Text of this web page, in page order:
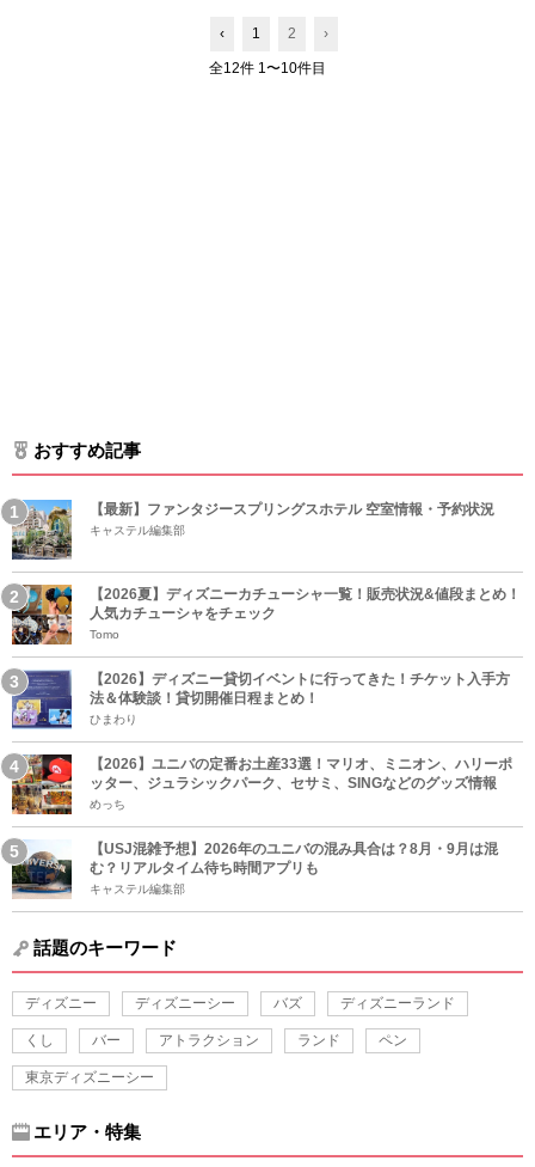
‹ 1 2 ›
全12件 1〜10件目
おすすめ記事
【最新】ファンタジースプリングスホテル 空室情報・予約状況
キャステル編集部
【2026夏】ディズニーカチューシャ一覧！販売状況&値段まとめ！
人気カチューシャをチェック
Tomo
【2026】ディズニー貸切イベントに行ってきた！チケット入手方
法＆体験談！貸切開催日程まとめ！
ひまわり
【2026】ユニバの定番お土産33選！マリオ、ミニオン、ハリーポ
ッター、ジュラシックパーク、セサミ、SINGなどのグッズ情報
めっち
【USJ混雑予想】2026年のユニバの混み具合は？8月・9月は混
む？リアルタイム待ち時間アプリも
キャステル編集部
話題のキーワード
ディズニー ディズニーシー バズ ディズニーランド
くし バー アトラクション ランド ペン
東京ディズニーシー
エリア・特集